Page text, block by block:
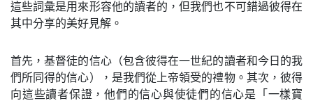
這些詞彙是用來形容他的讀者的，但我們也不可錯過彼得在
其中分享的美好見解。
首先，基督徒的信心（包含彼得在一世紀的讀者和今日的我
們所同得的信心），是我們從上帝領受的禮物。其次，彼得
向這些讀者保證，他們的信心與使徒們的信心是「一樣寶